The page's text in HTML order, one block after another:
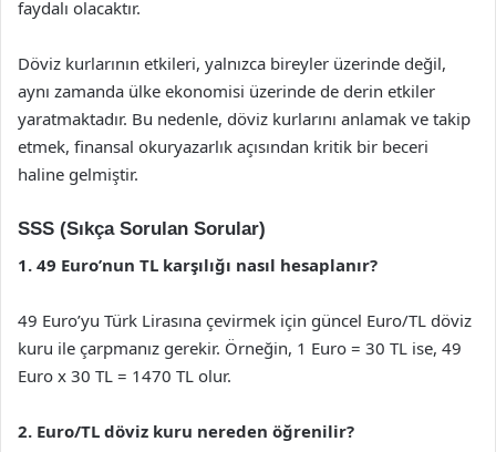
faydalı olacaktır.
Döviz kurlarının etkileri, yalnızca bireyler üzerinde değil,
aynı zamanda ülke ekonomisi üzerinde de derin etkiler
yaratmaktadır. Bu nedenle, döviz kurlarını anlamak ve takip
etmek, finansal okuryazarlık açısından kritik bir beceri
haline gelmiştir.
SSS (Sıkça Sorulan Sorular)
1. 49 Euro’nun TL karşılığı nasıl hesaplanır?
49 Euro’yu Türk Lirasına çevirmek için güncel Euro/TL döviz
kuru ile çarpmanız gerekir. Örneğin, 1 Euro = 30 TL ise, 49
Euro x 30 TL = 1470 TL olur.
2. Euro/TL döviz kuru nereden öğrenilir?